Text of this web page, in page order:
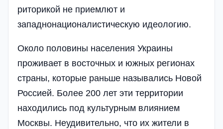
риторикой не приемлют и
западнонационалистическую идеологию.
Около половины населения Украины
проживает в восточных и южных регионах
страны, которые раньше назывались Новой
Россией. Более 200 лет эти территории
находились под культурным влиянием
Москвы. Неудивительно, что их жители в